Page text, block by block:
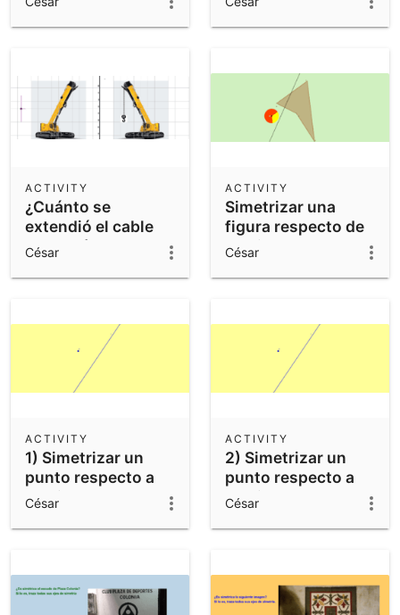
¿Cuánto se
extendió el cable
de la grúa?
ACTIVITY
César
Simetrizar una
figura respecto de
un eje. 2
ACTIVITY
César
1) Simetrizar un
punto respecto a
un eje.
ACTIVITY
César
2) Simetrizar un
punto respecto a
un eje.
ACTIVITY
César